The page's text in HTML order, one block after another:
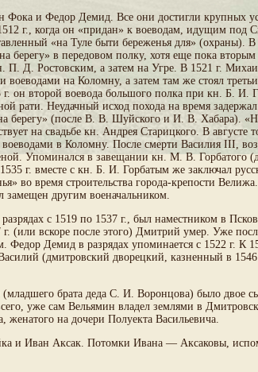
и Федор Демид. Все они достигли крупных
г., когда он «придан» к воеводам, идущим под
«на Туле быти береженья для»
в передовом полку, хотя еще пока вторым
П. Д. Ростовским, а затем на Угре. В 1521 г.
на Коломну, а затем там же стоял
он второй воевода большого полка при кн. Б. И.
рати. Неудачный исход похода на время
берегу» (после В. В. Шуйского и И. В. Хабара).
на свадьбе кн. Андрея Старицкого. В
в Коломну. После смерти Василия III,
Упоминался в завещании кн. М. В. Горбатого
г. вместе с кн. Б. И. Горбатым же заключал
во время строительства города-крепости
замещен другим военачальником.
с 1519 по 1537 г., был наместником в
вскоре после этого) Дмитрий умер. Уже
Демид в разрядах упоминается с 1522 г. К
(дмитровский дворецкий, казненный в
брата деда С. И. Воронцова) было
уже сам Вельямин владел землями в
на дочери Полуекта Васильевича.
и Иван Аксак. Потомки Ивана — Аксаковы,